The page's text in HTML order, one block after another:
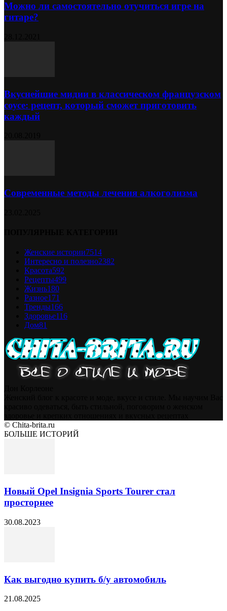
Можно ли самостоятельно отучиться игре на
гитаре?
Вкуснейшие мидии в классическом французском
соусе: рецепт, который сможет приготовить
каждый
Современные методы лечения алкоголизма
Женские истории7514
Интересно и полезно2382
Красота592
Рецепты499
Жизнь180
Разное171
Тренды166
Здоровье116
Дом81
© Chita-brita.ru
БОЛЬШЕ ИСТОРИЙ
Новый Opel Insignia Sports Tourer стал
просторнее
30.08.2023
Как выгодно купить б/у автомобиль
21.08.2025